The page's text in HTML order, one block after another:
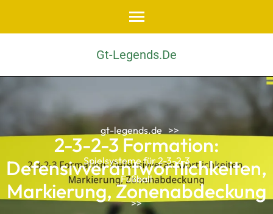
Gt-Legends.de
2-3-2-3 Formation:
Defensivverantwortlichkeiten,
Markierung, Zonenabdeckung
gt-legends.de >>
Spielsysteme für 2-3-2-3
Fußball
>>